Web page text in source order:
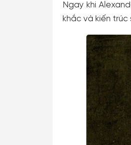
Ngay khi
khắc và kiến